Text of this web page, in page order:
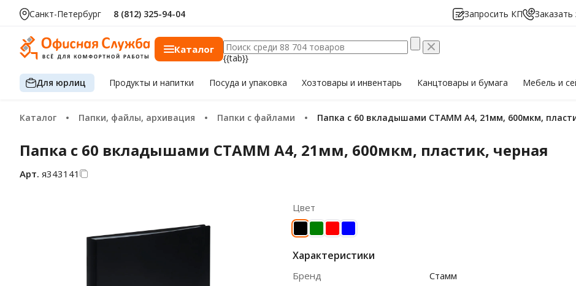
Санкт-Петербург 8 (812) 325-94-04 Запросить КП Заказать
Каталог
{{tab}}
Для юрлиц Продуктыи напитки Посуда и упаковка Хозтоварыи инвентарь Канцтовары и бумага Мебельи
Каталог Папки, файлы, архивация Папки с файлами Папка с 60 вкладышами СТАММ А4, 21мм, 600мкм,
Папка с 60 вкладышами СТАММ А4, 21мм, 600мкм, пластик, черная
Арт. я343141
Цвет
Характеристики
Бренд Стамм